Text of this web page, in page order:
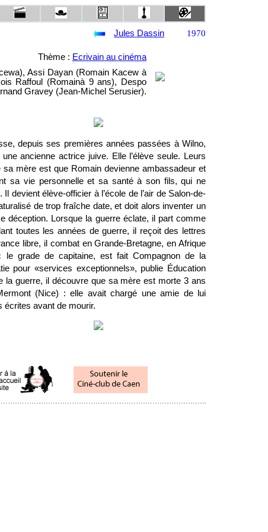
Jules Dassin 1970
Thème : Ecrivain au cinéma
Assi Dayan (Romain Kacew à
Raffoul (Romainà 9 ans), Despo
Gravey (Jean-Michel Serusier).
depuis ses premières années passées à Wilno,
ancienne actrice juive. Elle l’élève seule. Leurs
mère est que Romain devienne ambassadeur et
sa vie personnelle et sa santé à son fils, qui ne
devient élève-officier à l’école de l’air de Salon-de-
de trop fraîche date, et doit alors inventer un
déception. Lorsque la guerre éclate, il part comme
toutes les années de guerre, il reçoit des lettres
libre, il combat en Grande-Bretagne, en Afrique
le grade de capitaine, est fait Compagnon de la
pour «services exceptionnels», publie Éducation
la guerre, il découvre que sa mère est morte 3 ans
(Nice) : elle avait chargé une amie de lui
écrites avant de mourir.